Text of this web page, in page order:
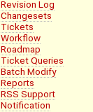
Revision Log
Changesets
Tickets
Workflow
Roadmap
Ticket Queries
Batch Modify
Reports
RSS Support
Notification